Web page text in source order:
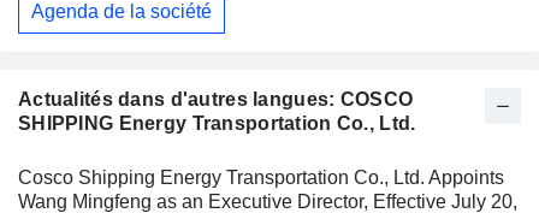
Actualités dans d'autres langues: COSCO
SHIPPING Energy Transportation Co., Ltd.
Cosco Shipping Energy Transportation Co., Ltd. Appoints
Wang Mingfeng as an Executive Director, Effective July 20,
Agenda de la société